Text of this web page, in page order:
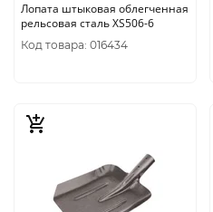
Лопата штыковая облегченная
рельсовая сталь XS506-6
Код товара: 016434